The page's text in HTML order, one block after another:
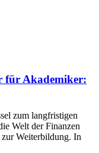
für Akademiker:
zum langfristigen
Welt der Finanzen
Weiterbildung. In